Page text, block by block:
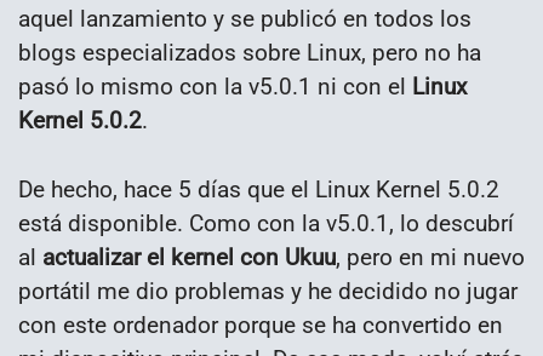
aquel lanzamiento y se publicó en todos los
blogs especializados sobre Linux, pero no ha
pasó lo mismo con la v5.0.1 ni con el Linux
Kernel 5.0.2.
De hecho, hace 5 días que el Linux Kernel 5.0.2
está disponible. Como con la v5.0.1, lo descubrí
al actualizar el kernel con Ukuu, pero en mi nuevo
portátil me dio problemas y he decidido no jugar
con este ordenador porque se ha convertido en